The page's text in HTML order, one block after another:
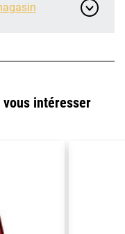
vous intéresser